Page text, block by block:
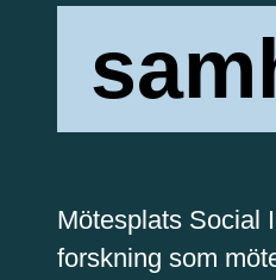
Mötesplats Social
forskning som